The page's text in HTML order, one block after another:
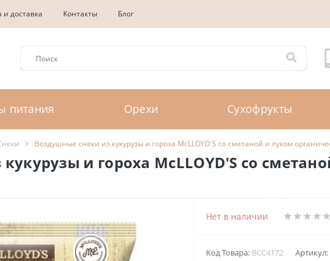
и доставка Контакты Блог
питания Орехи Сухофрукты
Воздушные снеки из кукурузы и гороха McLLOYD'S со сметаной и луком
и гороха McLLOYD'S со
Нет в наличии
Код Товара: BCC4172 Артикул: